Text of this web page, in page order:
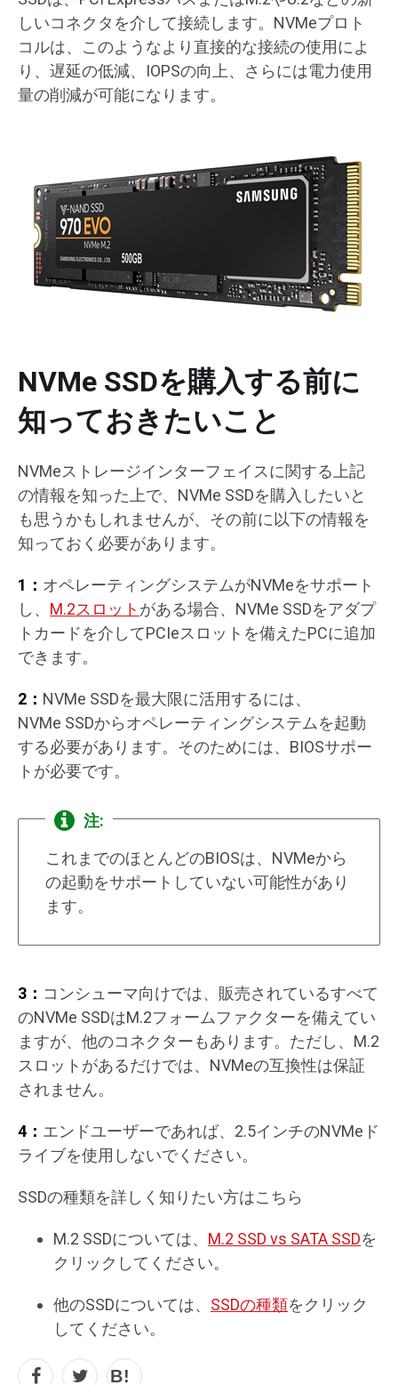
しいコネクタを介して接続します。NVMeプロト
コルは、このようなより直接的な接続の使用によ
り、遅延の低減、IOPSの向上、さらには電力使用
量の削減が可能になります。
NVMe SSDを購入する前に
知っておきたいこと
NVMeストレージインターフェイスに関する上記
の情報を知った上で、NVMe SSDを購入したいと
も思うかもしれませんが、その前に以下の情報を
知っておく必要があります。
1： オペレーティングシステムがNVMeをサポート
し、 M.2スロット がある場合、NVMe SSDをアダプ
トカードを介してPCIeスロットを備えたPCに追加
できます。
2： NVMe SSDを最大限に活用するには、
NVMe SSDからオペレーティングシステムを起動
する必要があります。そのためには、BIOSサポー
トが必要です。
注:
これまでのほとんどのBIOSは、NVMeから
の起動をサポートしていない可能性があり
ます。
3： コンシューマ向けでは、販売されているすべて
のNVMe SSDはM.2フォームファクターを備えてい
ますが、他のコネクターもあります。ただし、M.2
スロットがあるだけでは、NVMeの互換性は保証
されません。
4： エンドユーザーであれば、2.5インチのNVMeド
ライブを使用しないでください。
SSDの種類を詳しく知りたい方はこちら
M.2 SSDについては、 M.2 SSD vs SATA SSDを
クリックしてください。
他のSSDについては、 SSDの種類をクリック
してください。